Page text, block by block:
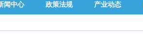
闻中心 政策法规 产业动态